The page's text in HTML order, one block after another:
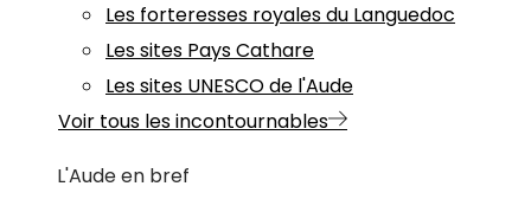
Les forteresses royales du Languedoc
Les sites Pays Cathare
Les sites UNESCO de l'Aude
Voir tous les incontournables
L'Aude en bref